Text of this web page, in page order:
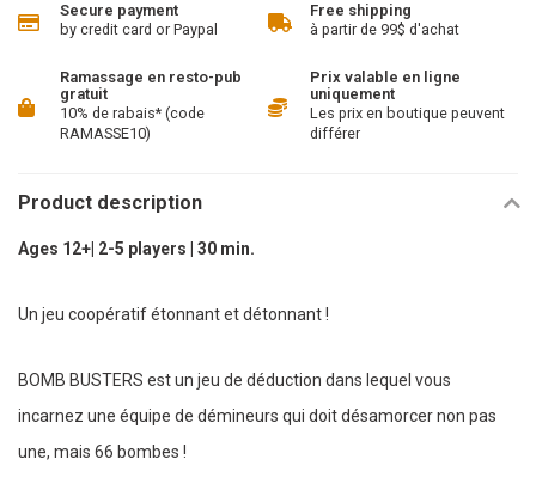
Secure payment
by credit card or Paypal
Free shipping
à partir de 99$ d'achat
Ramassage en resto-pub
gratuit
10% de rabais* (code
RAMASSE10)
Prix valable en ligne
uniquement
Les prix en boutique peuvent
différer
Product description
Ages 12+| 2-5 players | 30 min.
Un jeu coopératif étonnant et détonnant !
BOMB BUSTERS est un jeu de déduction dans lequel vous
incarnez une équipe de démineurs qui doit désamorcer non pas
une, mais 66 bombes !